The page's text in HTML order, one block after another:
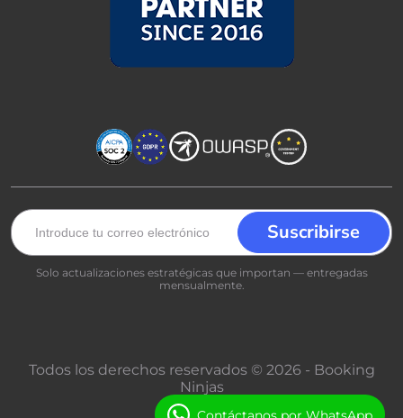
Solo actualizaciones estratégicas que importan — entregadas
mensualmente.
Todos los derechos reservados © 2026 - Booking
Ninjas